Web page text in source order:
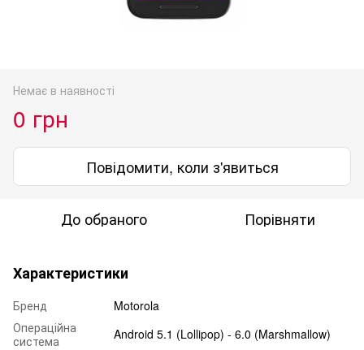
Немає в наявності
0 грн
Повідомити, коли з'явиться
До обраного Порівняти
Характеристики
Бренд
Motorola
Операційна
система
Android 5.1 (Lollipop) - 6.0 (Marshmallow)